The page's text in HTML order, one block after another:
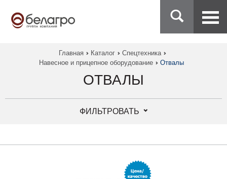
Главная Каталог
Спецтехника
Навесное и прицепное оборудование
Отвалы
ОТВАЛЫ
ФИЛЬТРОВАТЬ